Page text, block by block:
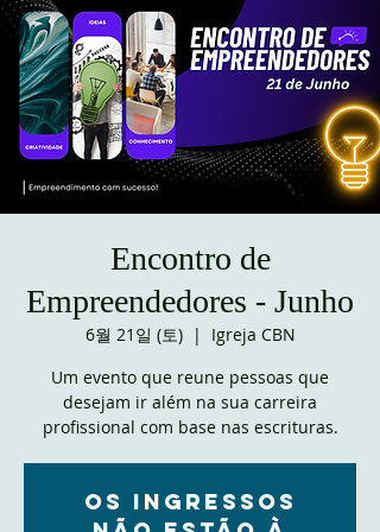
Encontro de
Empreendedores - Junho
6월 21일 (토)
  |
Igreja CBN
Um evento que reune pessoas que
desejam ir além na sua carreira
profissional com base nas escrituras.
Os ingressos